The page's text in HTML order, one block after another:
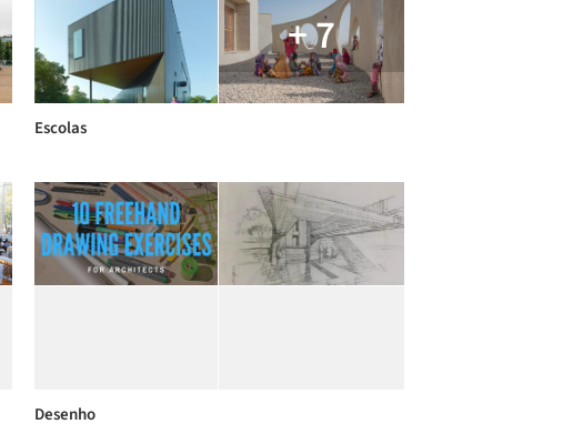
+ 7
Escolas
Desenho